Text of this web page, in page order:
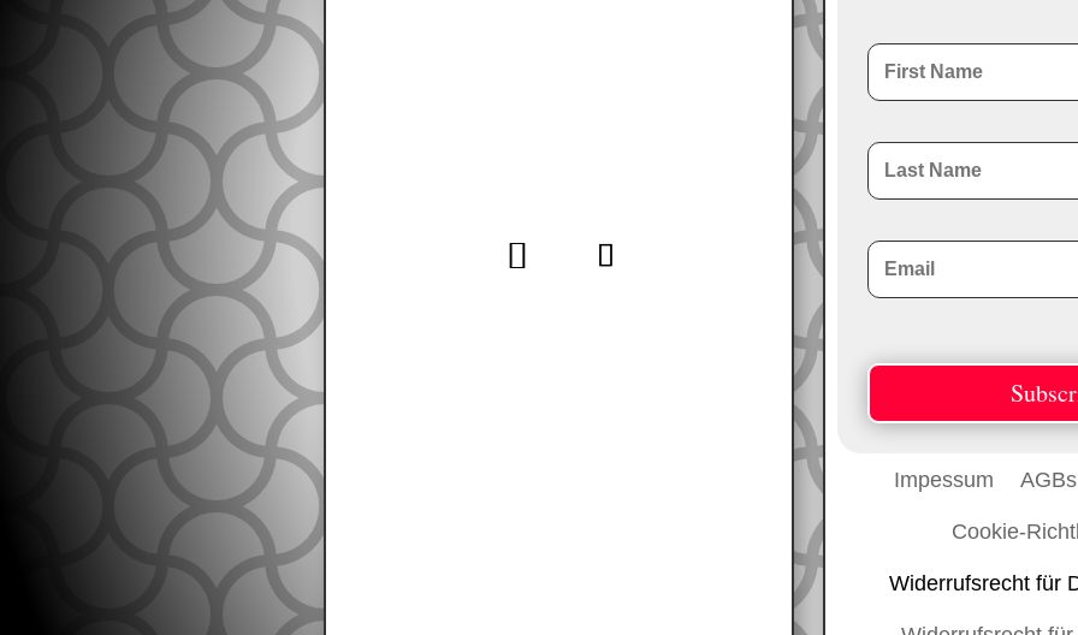
Impessum AGBs
Cookie-
Widerrufsrecht für